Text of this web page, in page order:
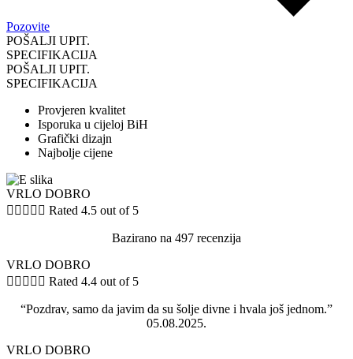
Pozovite
POŠALJI UPIT.
SPECIFIKACIJA
POŠALJI UPIT.
SPECIFIKACIJA
Provjeren kvalitet
Isporuka u cijeloj BiH
Grafički dizajn
Najbolje cijene
VRLO DOBRO
     Rated 4.5 out of 5
Bazirano na 497 recenzija
VRLO DOBRO
     Rated 4.4 out of 5
“Pozdrav, samo da javim da su šolje divne i hvala još jednom.”
05.08.2025.
VRLO DOBRO